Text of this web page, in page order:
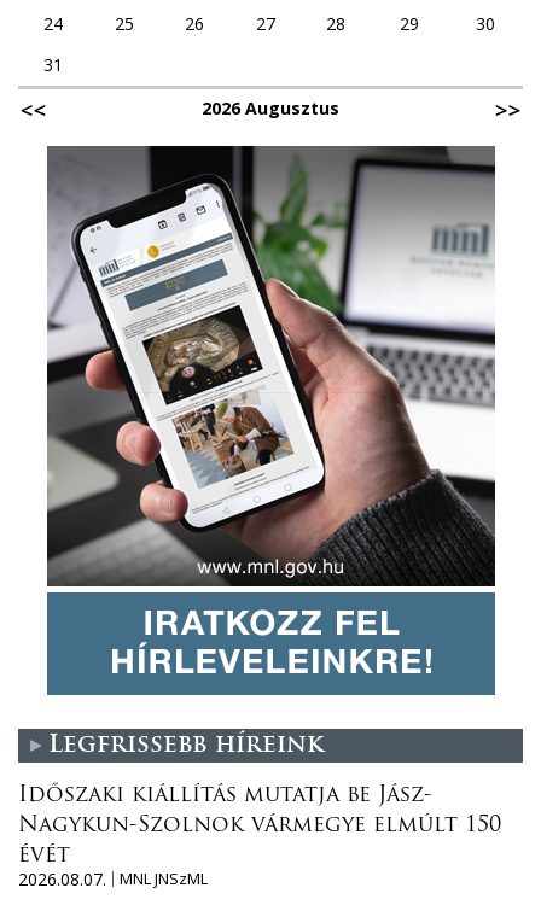
24
25 26 27 28 29
30
31
2026 Augusztus
Legfrissebb híreink
Időszaki kiállítás mutatja be Jász-
Nagykun-Szolnok vármegye elmúlt 150
évét
2026.08.07.
MNL JNSzML